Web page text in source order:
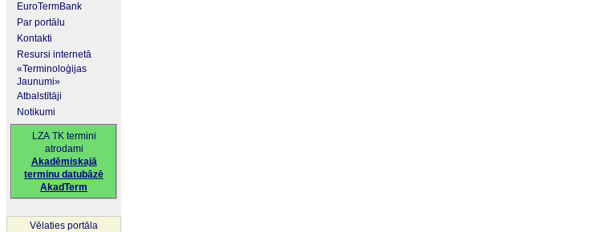
EuroTermBank
Par portālu
Kontakti
Resursi internetā
«Terminoloģijas
Jaunumi»
Atbalstītāji
Notikumi
LZA TK termini
atrodami
Akadēmiskajā
terminu datubāzē
AkadTerm
Vēlaties portāla